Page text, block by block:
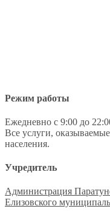
Режим работы
Ежедневно с 9:00 до
Все услуги,
населения.
Учредитель
Администрация
Елизовского